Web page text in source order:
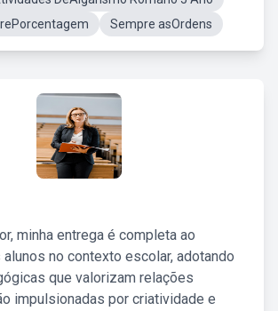
Sempre asOrdens
minha entrega é completa ao
no contexto escolar, adotando
que valorizam relações
impulsionadas por criatividade e